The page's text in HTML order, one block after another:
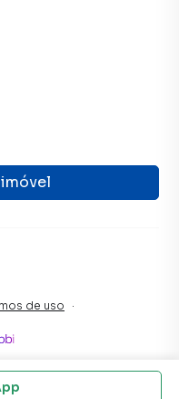
de uso ·